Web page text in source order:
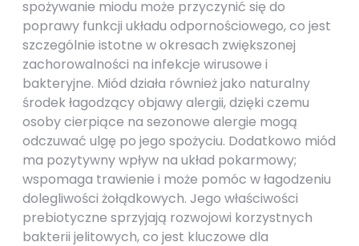
spożywanie miodu może przyczynić się do
poprawy funkcji układu odpornościowego, co jest
szczególnie istotne w okresach zwiększonej
zachorowalności na infekcje wirusowe i
bakteryjne. Miód działa również jako naturalny
środek łagodzący objawy alergii, dzięki czemu
osoby cierpiące na sezonowe alergie mogą
odczuwać ulgę po jego spożyciu. Dodatkowo miód
ma pozytywny wpływ na układ pokarmowy;
wspomaga trawienie i może pomóc w łagodzeniu
dolegliwości żołądkowych. Jego właściwości
prebiotyczne sprzyjają rozwojowi korzystnych
bakterii jelitowych, co jest kluczowe dla